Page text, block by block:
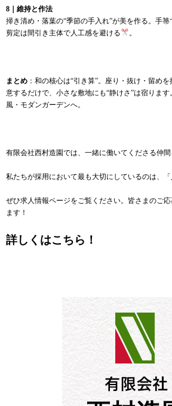
8｜維持と作法
掃き清め・落葉の“季節の手入れ”が美を作る。手箒
剪定は間引き主体で人工感を避ける
。
まとめ ：和の核心は“引き算”。座り・抜け・留め
意するだけで、小さな敷地にも“静けさ”は宿りま
風・モダンガーデンへ。
有限会社西村造園では、一緒に働いてくださる仲間
私たちが採用において最も大切にしているのは、「
ぜひ求人情報ページをご覧ください。皆さまのご
ます！
詳しくはこちら！